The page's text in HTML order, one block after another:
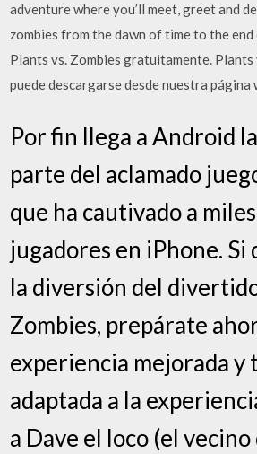
adventure where you’ll meet, greet and
zombies from the dawn of time to the
Plants vs. Zombies gratuitamente. Plants
puede descargarse desde nuestra
Por fin llega a Android
parte del aclamado
que ha cautivado a
jugadores en iPhone. Si
la diversión del
Zombies, prepárate
experiencia mejorada
adaptada a la
a Dave el loco (el